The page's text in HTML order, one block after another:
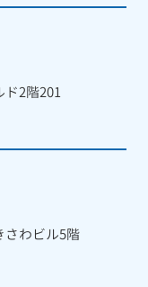
ド2階201
さわビル5階